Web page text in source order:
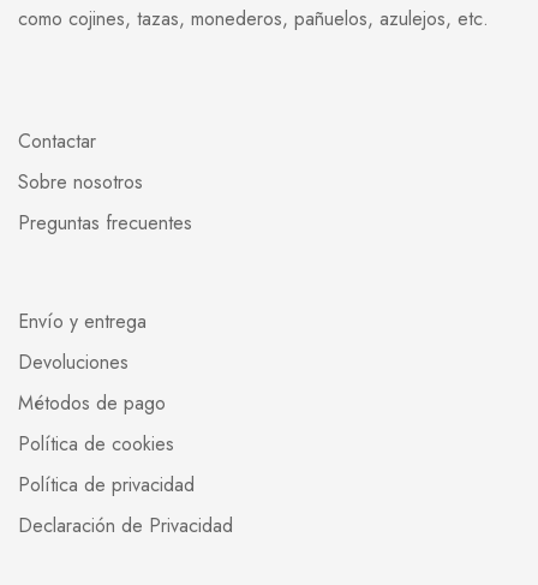
como cojines, tazas, monederos, pañuelos, azulejos, etc.
Contactar
Sobre nosotros
Preguntas frecuentes
Envío y entrega
Devoluciones
Métodos de pago
Política de cookies
Política de privacidad
Declaración de Privacidad